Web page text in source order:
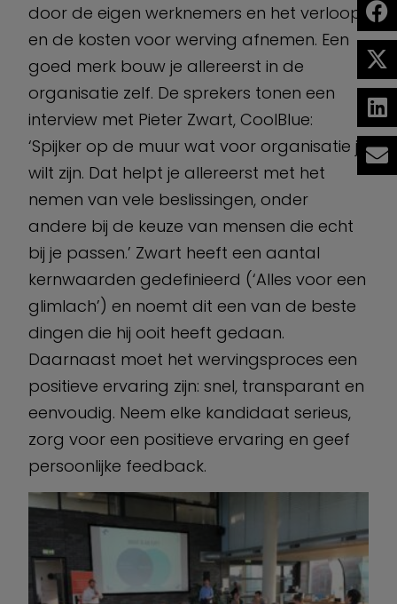
door de eigen werknemers en het verloop
en de kosten voor werving afnemen. Een
goed merk bouw je allereerst in de
organisatie zelf. De sprekers tonen een
interview met Pieter Zwart, CoolBlue:
‘Spijker op de muur wat voor organisatie je
wilt zijn. Dat helpt je allereerst met het
nemen van vele beslissingen, onder
andere bij de keuze van mensen die echt
bij je passen.’ Zwart heeft een aantal
kernwaarden gedefinieerd (‘Alles voor een
glimlach’) en noemt dit een van de beste
dingen die hij ooit heeft gedaan.
Daarnaast moet het wervingsproces een
positieve ervaring zijn: snel, transparant en
eenvoudig. Neem elke kandidaat serieus,
zorg voor een positieve ervaring en geef
persoonlijke feedback.